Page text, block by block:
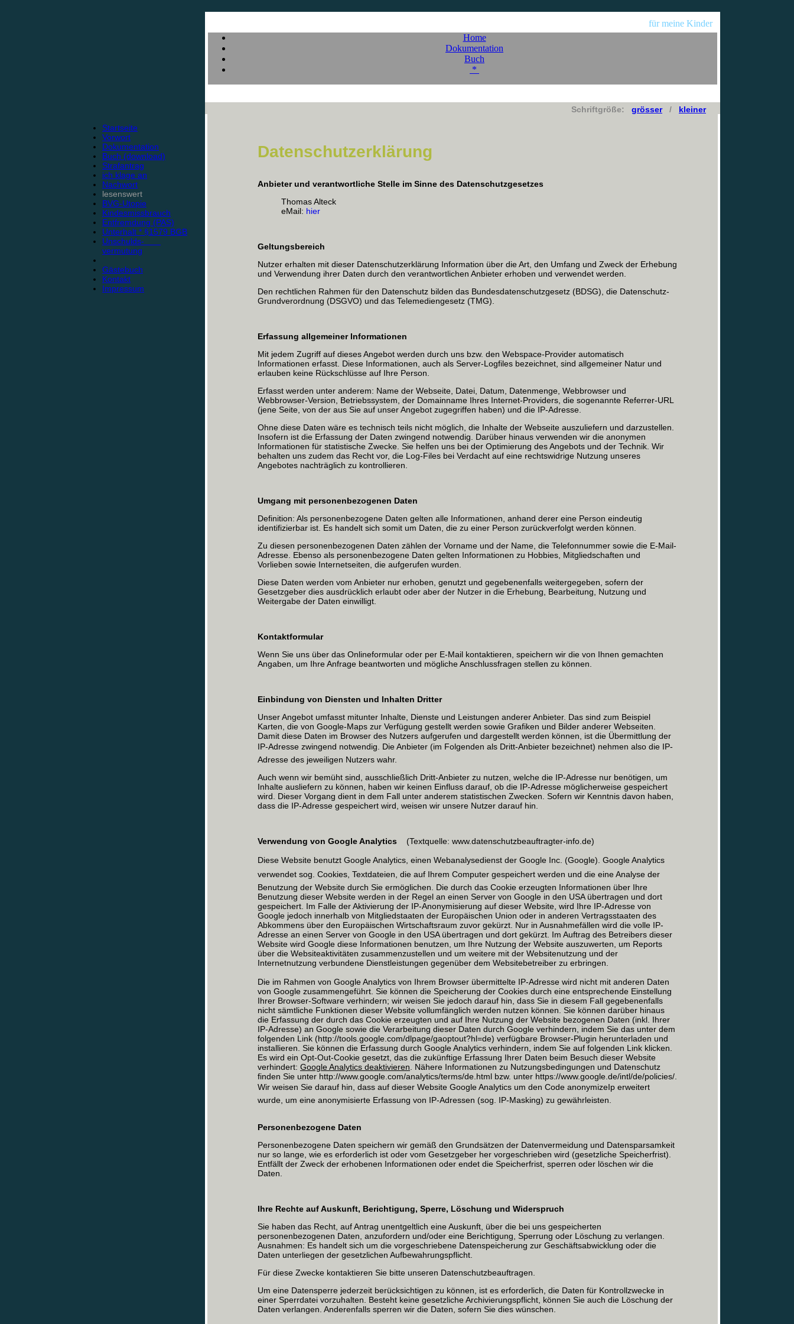
für meine Kinder
Home
Dokumentation
Buch
*
Startseite
Vorwort
Dokumentation
Buch (download)
Strafantrag
ich klage an
Nachwort
lesenswert
BVG-Utopie
Kindesmissbrauch
Entfremdung (PAS)
Unterhalt * §1579 BGB
Unschulds-
vermutung
Gästebuch
Kontakt
Impressum
Schriftgröße: grösser/ kleiner
Datenschutzerklärung
Anbieter und verantwortliche Stelle im Sinne des Datenschutzgesetzes
Thomas Alteck
eMail: hier
Geltungsbereich
Nutzer erhalten mit dieser Datenschutzerklärung Information über die Art, den Umfang und Zweck der Erhebung
und Verwendung ihrer Daten durch den verantwortlichen Anbieter erhoben und verwendet werden.
Den rechtlichen Rahmen für den Datenschutz bilden das Bundesdatenschutzgesetz (BDSG), die Datenschutz-
Grundverordnung (DSGVO) und das Telemediengesetz (TMG).
Erfassung allgemeiner Informationen
Mit jedem Zugriff auf dieses Angebot werden durch uns bzw. den Webspace-Provider automatisch
Informationen erfasst. Diese Informationen, auch als Server-Logfiles bezeichnet, sind allgemeiner Natur und
erlauben keine Rückschlüsse auf Ihre Person.
Erfasst werden unter anderem: Name der Webseite, Datei, Datum, Datenmenge, Webbrowser und
Webbrowser-Version, Betriebssystem, der Domainname Ihres Internet-Providers, die sogenannte Referrer-URL
(jene Seite, von der aus Sie auf unser Angebot zugegriffen haben) und die IP-Adresse.
Ohne diese Daten wäre es technisch teils nicht möglich, die Inhalte der Webseite auszuliefern und darzustellen.
Insofern ist die Erfassung der Daten zwingend notwendig. Darüber hinaus verwenden wir die anonymen
Informationen für statistische Zwecke. Sie helfen uns bei der Optimierung des Angebots und der Technik. Wir
behalten uns zudem das Recht vor, die Log-Files bei Verdacht auf eine rechtswidrige Nutzung unseres
Angebotes nachträglich zu kontrollieren.
Umgang mit personenbezogenen Daten
Definition: Als personenbezogene Daten gelten alle Informationen, anhand derer eine Person eindeutig
identifizierbar ist. Es handelt sich somit um Daten, die zu einer Person zurückverfolgt werden können.
Zu diesen personenbezogenen Daten zählen der Vorname und der Name, die Telefonnummer sowie die E-Mail-
Adresse. Ebenso als personenbezogene Daten gelten Informationen zu Hobbies, Mitgliedschaften und
Vorlieben sowie Internetseiten, die aufgerufen wurden.
Diese Daten werden vom Anbieter nur erhoben, genutzt und gegebenenfalls weitergegeben, sofern der
Gesetzgeber dies ausdrücklich erlaubt oder aber der Nutzer in die Erhebung, Bearbeitung, Nutzung und
Weitergabe der Daten einwilligt.
Kontaktformular
Wenn Sie uns über das Onlineformular oder per E-Mail kontaktieren, speichern wir die von Ihnen gemachten
Angaben, um Ihre Anfrage beantworten und mögliche Anschlussfragen stellen zu können.
Einbindung von Diensten und Inhalten Dritter
Unser Angebot umfasst mitunter Inhalte, Dienste und Leistungen anderer Anbieter. Das sind zum Beispiel
Karten, die von Google-Maps zur Verfügung gestellt werden sowie Grafiken und Bilder anderer Webseiten.
Damit diese Daten im Browser des Nutzers aufgerufen und dargestellt werden können, ist die Übermittlung der
IP-Adresse zwingend notwendig. Die Anbieter (im Folgenden als Dritt-Anbieter bezeichnet) nehmen also die IP-
Adresse des jeweiligen Nutzers wahr.
Auch wenn wir bemüht sind, ausschließlich Dritt-Anbieter zu nutzen, welche die IP-Adresse nur benötigen, um
Inhalte ausliefern zu können, haben wir keinen Einfluss darauf, ob die IP-Adresse möglicherweise gespeichert
wird. Dieser Vorgang dient in dem Fall unter anderem statistischen Zwecken. Sofern wir Kenntnis davon haben,
dass die IP-Adresse gespeichert wird, weisen wir unsere Nutzer darauf hin.
Verwendung von Google Analytics
(Textquelle: www.datenschutzbeauftragter-info.de)
Diese Website benutzt Google Analytics, einen Webanalysedienst der Google Inc. (Google). Google Analytics
verwendet sog. Cookies, Textdateien, die auf Ihrem Computer gespeichert werden und die eine Analyse der
Benutzung der Website durch Sie ermöglichen. Die durch das Cookie erzeugten Informationen über Ihre
Benutzung dieser Website werden in der Regel an einen Server von Google in den USA übertragen und dort
gespeichert. Im Falle der Aktivierung der IP-Anonymisierung auf dieser Website, wird Ihre IP-Adresse von
Google jedoch innerhalb von Mitgliedstaaten der Europäischen Union oder in anderen Vertragsstaaten des
Abkommens über den Europäischen Wirtschaftsraum zuvor gekürzt. Nur in Ausnahmefällen wird die volle IP-
Adresse an einen Server von Google in den USA übertragen und dort gekürzt. Im Auftrag des Betreibers dieser
Website wird Google diese Informationen benutzen, um Ihre Nutzung der Website auszuwerten, um Reports
über die Websiteaktivitäten zusammenzustellen und um weitere mit der Websitenutzung und der
Internetnutzung verbundene Dienstleistungen gegenüber dem Websitebetreiber zu erbringen.
Die im Rahmen von Google Analytics von Ihrem Browser übermittelte IP-Adresse wird nicht mit anderen Daten
von Google zusammengeführt. Sie können die Speicherung der Cookies durch eine entsprechende Einstellung
Ihrer Browser-Software verhindern; wir weisen Sie jedoch darauf hin, dass Sie in diesem Fall gegebenenfalls
nicht sämtliche Funktionen dieser Website vollumfänglich werden nutzen können. Sie können darüber hinaus
die Erfassung der durch das Cookie erzeugten und auf Ihre Nutzung der Website bezogenen Daten (inkl. Ihrer
IP-Adresse) an Google sowie die Verarbeitung dieser Daten durch Google verhindern, indem Sie das unter dem
folgenden Link (http://tools.google.com/dlpage/gaoptout?hl=de) verfügbare Browser-Plugin herunterladen und
installieren. Sie können die Erfassung durch Google Analytics verhindern, indem Sie auf folgenden Link klicken.
Es wird ein Opt-Out-Cookie gesetzt, das die zukünftige Erfassung Ihrer Daten beim Besuch dieser Website
verhindert: Google Analytics deaktivieren . Nähere Informationen zu Nutzungsbedingungen und Datenschutz
finden Sie unter http://www.google.com/analytics/terms/de.html bzw. unter https://www.google.de/intl/de/policies/.
Wir weisen Sie darauf hin, dass auf dieser Website Google Analytics um den Code anonymizeIp erweitert
wurde, um eine anonymisierte Erfassung von IP-Adressen (sog. IP-Masking) zu gewährleisten.
Personenbezogene Daten
Personenbezogene Daten speichern wir gemäß den Grundsätzen der Datenvermeidung und Datensparsamkeit
nur so lange, wie es erforderlich ist oder vom Gesetzgeber her vorgeschrieben wird (gesetzliche Speicherfrist).
Entfällt der Zweck der erhobenen Informationen oder endet die Speicherfrist, sperren oder löschen wir die
Daten.
Ihre Rechte auf Auskunft, Berichtigung, Sperre, Löschung und Widerspruch
Sie haben das Recht, auf Antrag unentgeltlich eine Auskunft, über die bei uns gespeicherten
personenbezogenen Daten, anzufordern und/oder eine Berichtigung, Sperrung oder Löschung zu verlangen.
Ausnahmen: Es handelt sich um die vorgeschriebene Datenspeicherung zur Geschäftsabwicklung oder die
Daten unterliegen der gesetzlichen Aufbewahrungspflicht.
Für diese Zwecke kontaktieren Sie bitte unseren Datenschutzbeauftragen.
Um eine Datensperre jederzeit berücksichtigen zu können, ist es erforderlich, die Daten für Kontrollzwecke in
einer Sperrdatei vorzuhalten. Besteht keine gesetzliche Archivierungspflicht, können Sie auch die Löschung der
Daten verlangen. Anderenfalls sperren wir die Daten, sofern Sie dies wünschen.